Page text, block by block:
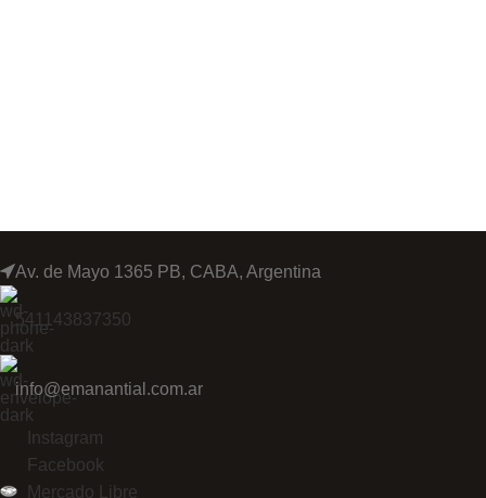
Av. de Mayo 1365 PB, CABA, Argentina
541143837350
info@emanantial.com.ar
Instagram
Facebook
Mercado Libre